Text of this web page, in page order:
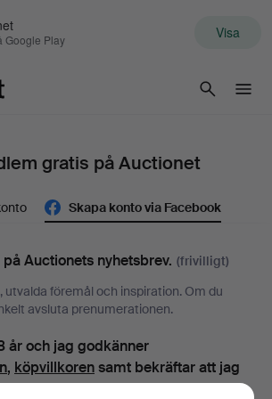
Google Play Visa
gratis på Auctionet
Skapa konto via Facebook
Auctionets nyhetsbrev. (frivilligt)
utvalda föremål och inspiration. Om du
avsluta prenumerationen.
år och jag godkänner
, köpvillkorensamt bekräftar att jag
.